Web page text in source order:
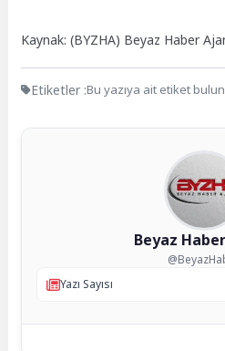
Kaynak: (BYZHA) Beyaz Haber
Etiketler :Bu yazıya ait etiket
Beyaz
Yazı Sayısı